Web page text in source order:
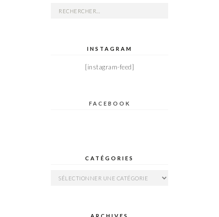
Rechercher :
INSTAGRAM
[instagram-feed]
FACEBOOK
CATÉGORIES
Catégories